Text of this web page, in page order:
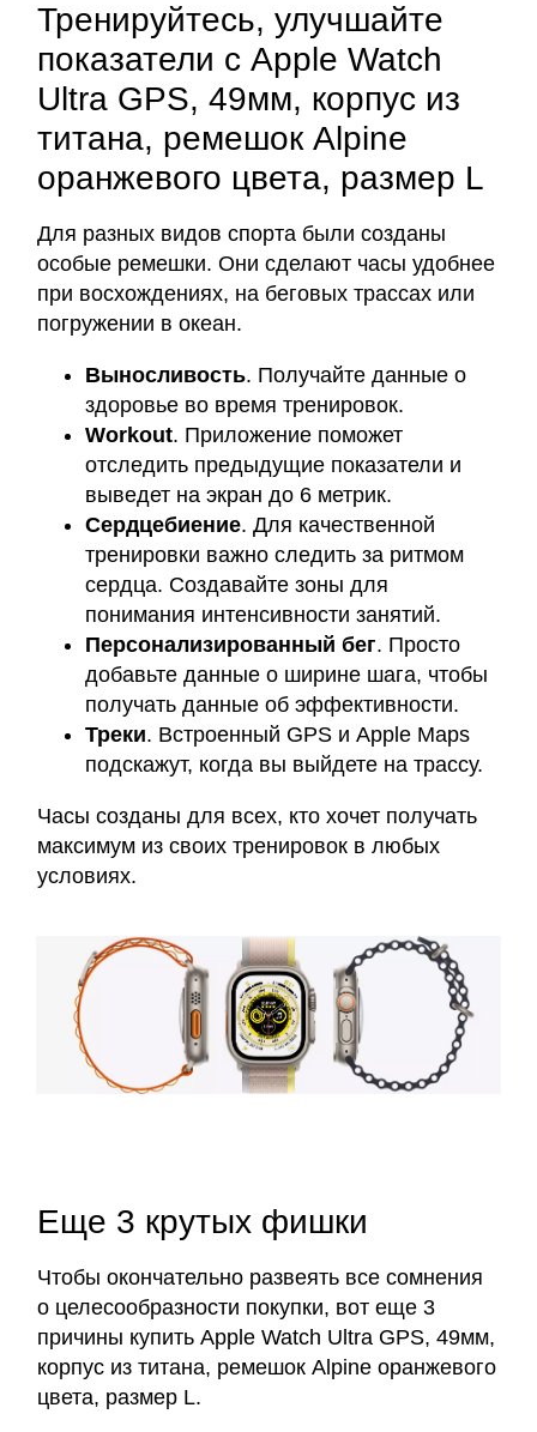
Тренируйтесь, улучшайте
показатели с Apple Watch
Ultra GPS, 49мм, корпус из
титана, ремешок Alpine
оранжевого цвета, размер L
Для разных видов спорта были созданы
особые ремешки. Они сделают часы удобнее
при восхождениях, на беговых трассах или
погружении в океан.
Выносливость. Получайте данные о
здоровье во время тренировок.
Workout. Приложение поможет
отследить предыдущие показатели и
выведет на экран до 6 метрик.
Сердцебиение. Для качественной
тренировки важно следить за ритмом
сердца. Создавайте зоны для
понимания интенсивности занятий.
Персонализированный бег. Просто
добавьте данные о ширине шага, чтобы
получать данные об эффективности.
Треки. Встроенный GPS и Apple Maps
подскажут, когда вы выйдете на трассу.
Часы созданы для всех, кто хочет получать
максимум из своих тренировок в любых
условиях.
Еще 3 крутых фишки
Чтобы окончательно развеять все сомнения
о целесообразности покупки, вот еще 3
причины купить Apple Watch Ultra GPS, 49мм,
корпус из титана, ремешок Alpine оранжевого
цвета, размер L.